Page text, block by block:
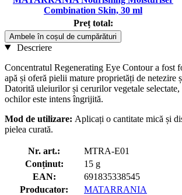
Combination Skin, 30 ml
Preț total:
Ambele în coșul de cumpărături
Descriere
Concentratul Regenerating Eye Contour a fost
apă și oferă pielii mature proprietăți de netezire
Datorită uleiurilor și cerurilor vegetale selectate,
ochilor este intens îngrijită.
Mod de utilizare: Aplicați o cantitate mică și
pielea curată.
Nr. art.:
MTRA-E01
Conținut:
15 g
EAN:
691835338545
Producator:
MATARRANIA